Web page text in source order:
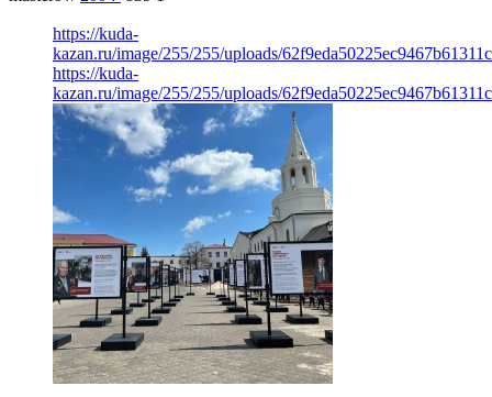
https://kuda-
kazan.ru/image/255/255/uploads/
https://kuda-
kazan.ru/image/255/255/uploads/